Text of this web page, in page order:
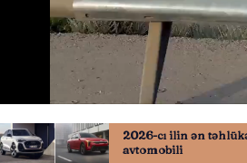
KONTEKST.AZ
Nə düşünürsən?